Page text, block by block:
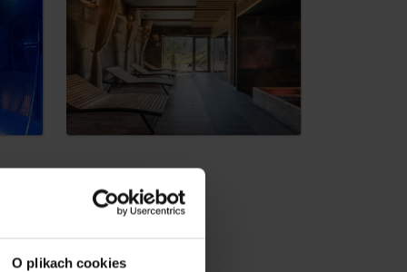
O plikach cookies